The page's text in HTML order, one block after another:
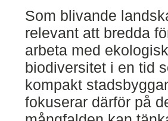
Som blivande
relevant att bredda
arbeta med
biodiversitet i en tid
kompakt
fokuserar därför på